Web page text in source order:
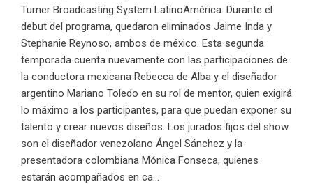
Turner Broadcasting System LatinoAmérica. Durante el
debut del programa, quedaron eliminados Jaime Inda y
Stephanie Reynoso, ambos de méxico. Esta segunda
temporada cuenta nuevamente con las participaciones de
la conductora mexicana Rebecca de Alba y el diseñador
argentino Mariano Toledo en su rol de mentor, quien exigirá
lo máximo a los participantes, para que puedan exponer su
talento y crear nuevos diseños. Los jurados fijos del show
son el diseñador venezolano Ángel Sánchez y la
presentadora colombiana Mónica Fonseca, quienes
estarán acompañados en ca...